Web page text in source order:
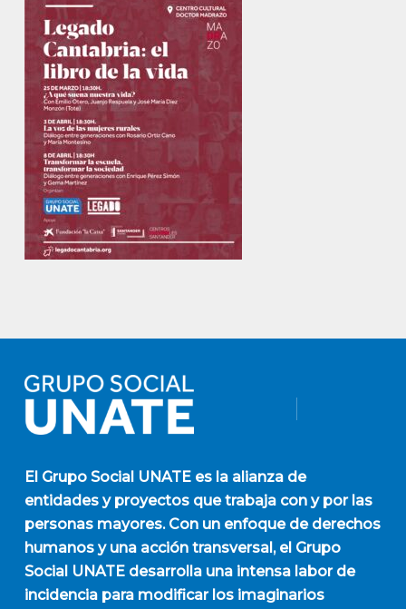
El Grupo Social UNATEes la alianza de
entidades y proyectos que trabaja con y por las
personas mayores. Con un enfoque de derechos
humanos y una acción transversal, el Grupo
Social UNATE desarrolla una intensa labor de
incidencia para modificar los imaginarios